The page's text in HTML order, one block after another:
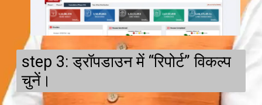
step 3: ड्रॉपडाउन में “रिपोर्ट” विकल्प
चुनें।